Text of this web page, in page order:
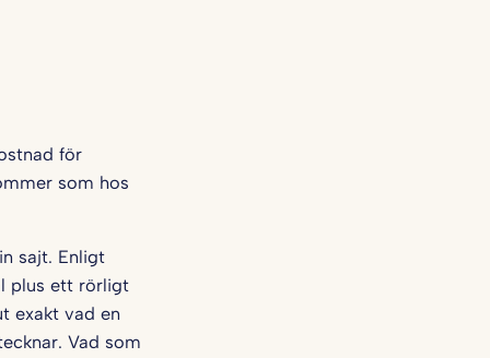
för
som hos
sajt. Enligt
plus ett rörligt
exakt vad en
Vad som